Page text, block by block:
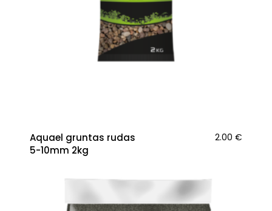
Aquael gruntas rudas
5-10mm 2kg
2.00 €